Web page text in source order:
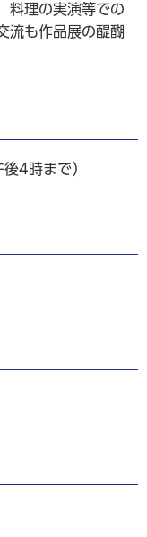
料理の実演等での
流も作品展の醍醐
4時まで）